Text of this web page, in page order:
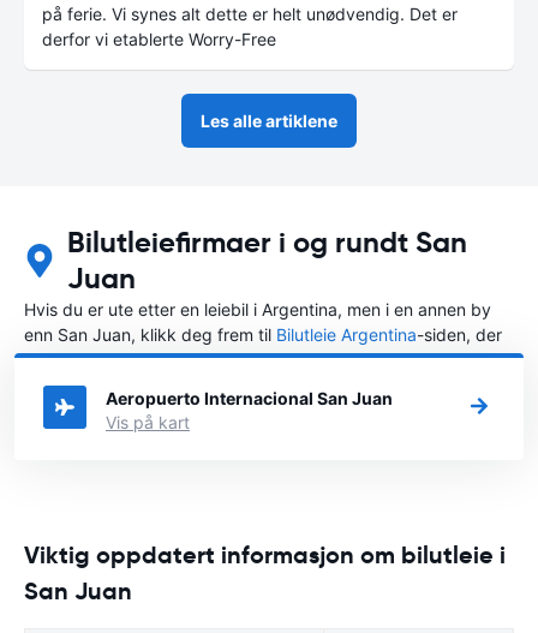
på ferie. Vi synes alt dette er helt unødvendig. Det er
derfor vi etablerte Worry-Free
Les alle artiklene
Bilutleiefirmaer i og rundt San
Juan
Hvis du er ute etter en leiebil i Argentina, men i en annen by
enn San Juan, klikk deg frem til Bilutleie Argentina-siden, der
du kan velge byen i Argentina der du vil leie en bil.
Aeropuerto Internacional San Juan
Vis på kart
Viktig oppdatert informasjon om bilutleie i
San Juan